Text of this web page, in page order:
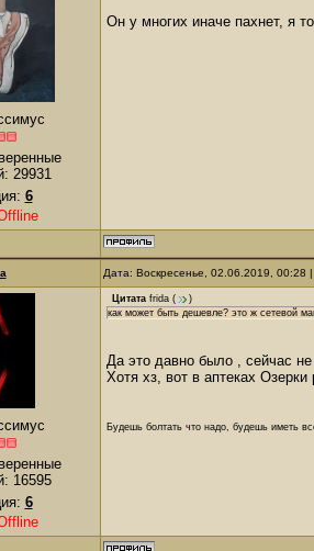
29931
6
Он у многих иначе пахнет, я
Дата: Воскресенье, 02.06.2019,
16595
6
Цитата frida (
)
как может быть дешевле? это ж сетевой
Да это давно было , сейчас
Хотя хз, вот в аптеках
Будешь болтать что надо, будешь иметь